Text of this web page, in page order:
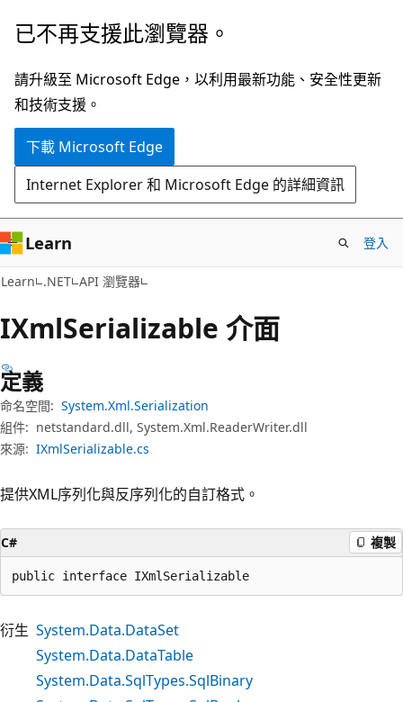
跳
主
要
內
跳
頁
面
內
覽
已不再支援此瀏覽器。
請升級至 Microsoft Edge，以利用最新功能、安全性更新
和技術支援。
下載 Microsoft Edge
Internet Explorer 和 Microsoft Edge 的詳細資訊
Learn 登入
Learn .NET API 瀏覽器
IXmlSerializable 介面
定義
命名空間: System.Xml.Serialization
組件: netstandard.dll, System.Xml.ReaderWriter.dll
來源: IXmlSerializable.cs
提供XML序列化與反序列化的自訂格式。
C# 複製
public interface IXmlSerializable
衍生 System.Data.DataSet
System.Data.DataTable
System.Data.SqlTypes.SqlBinary